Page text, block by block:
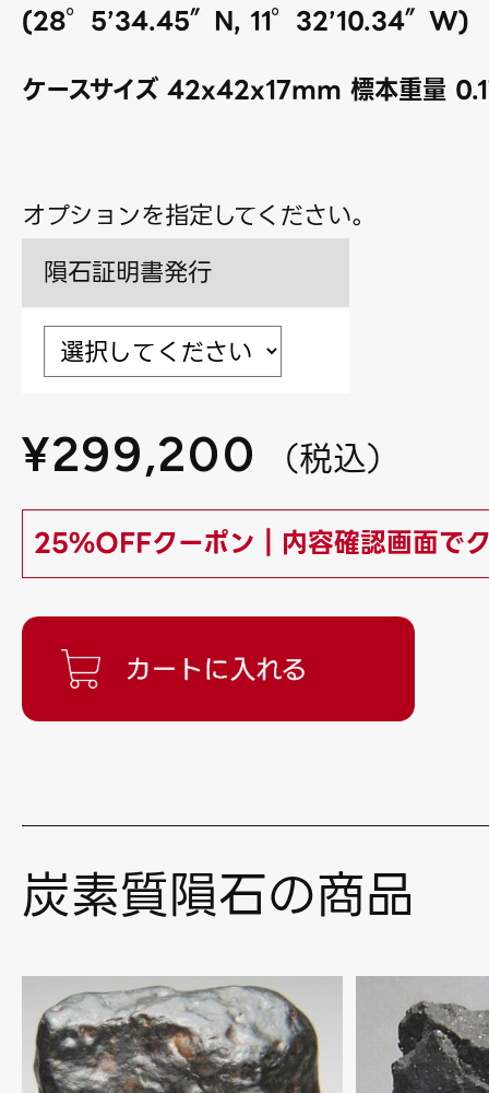
(28°5’34.45″N, 11°32’10.34″W)
ケースサイズ 42x42x17mm 標本重量
オプションを指定してください。
隕石証明書発行
¥299,200 （税込）
25%OFFクーポン｜内容確認画面で
炭素質隕石の商品